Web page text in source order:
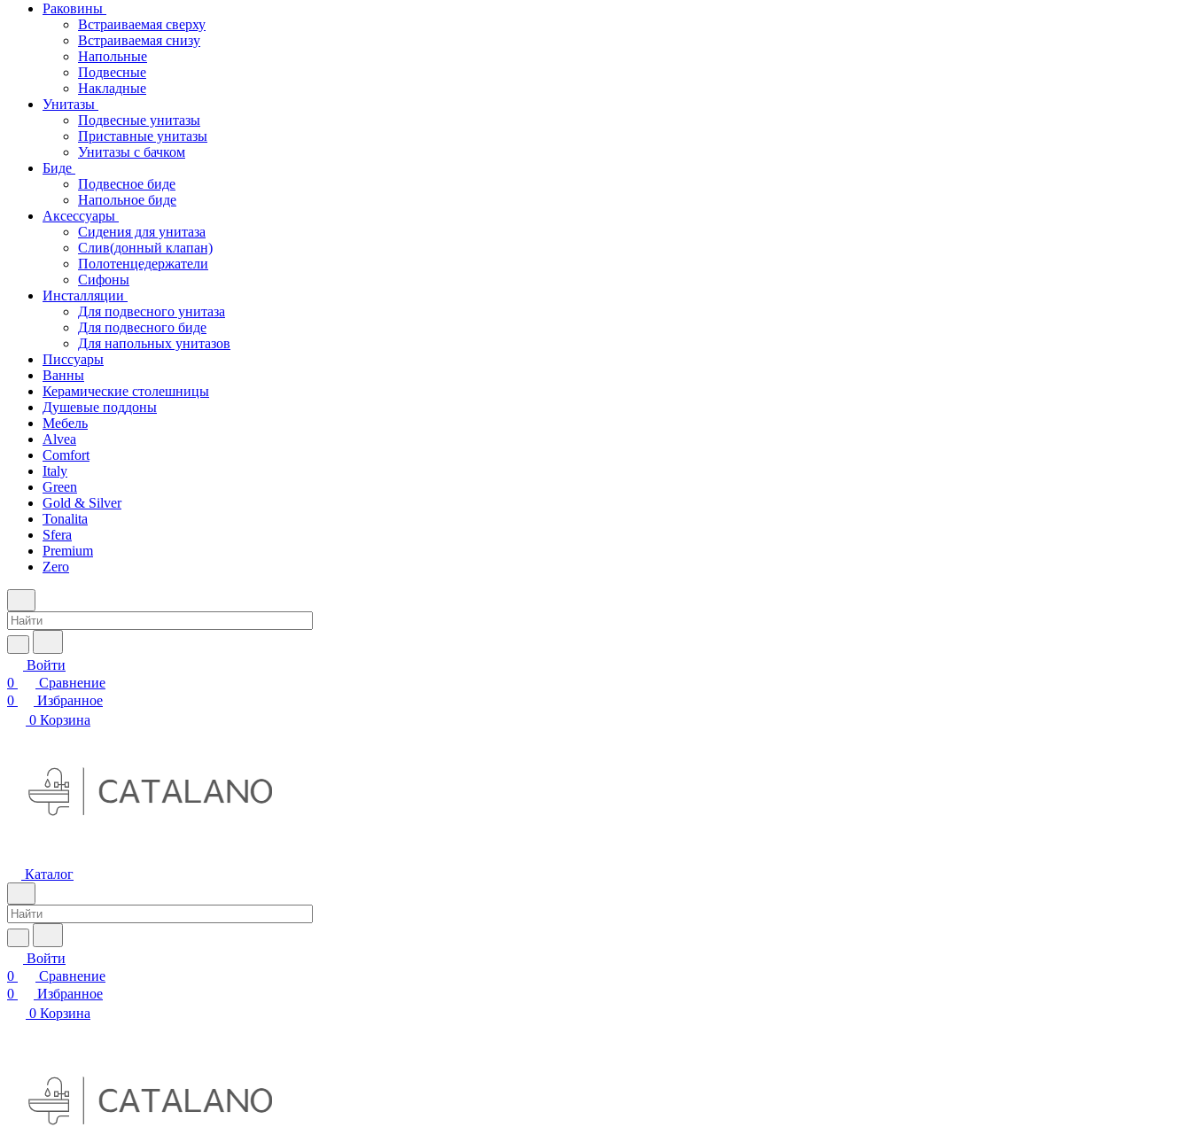
Раковины
Встраиваемая сверху
Встраиваемая снизу
Напольные
Подвесные
Накладные
Унитазы
Подвесные унитазы
Приставные унитазы
Унитазы с бачком
Биде
Подвесное биде
Напольное биде
Аксессуары
Сидения для унитаза
Слив(донный клапан)
Полотенцедержатели
Сифоны
Инсталляции
Для подвесного унитаза
Для подвесного биде
Для напольных унитазов
Писсуары
Ванны
Керамические столешницы
Душевые поддоны
Мебель
Alvea
Comfort
Italy
Green
Gold & Silver
Tonalita
Sfera
Premium
Zero
Войти
0
Сравнение
0
Избранное
0 Корзина
Каталог
Войти
0
Сравнение
0
Избранное
0 Корзина